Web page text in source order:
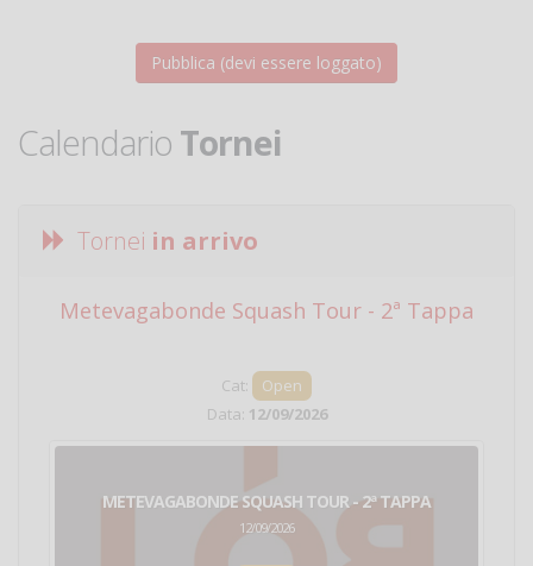
Calendario Tornei
Tornei in arrivo
Metevagabonde Squash Tour - 2ª Tappa
Cat:
Open
Data: 12/09/2026
METEVAGABONDE SQUASH TOUR - 2ª TAPPA
12/09/2026